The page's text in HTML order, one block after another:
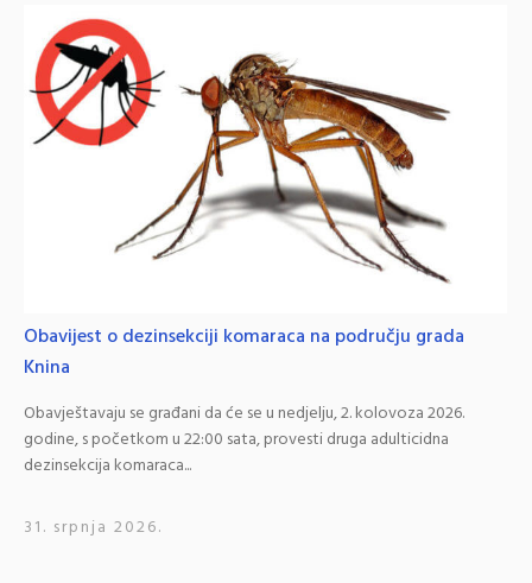
Obavijest o dezinsekciji komaraca na području grada
Knina
Obavještavaju se građani da će se u nedjelju, 2. kolovoza 2026.
godine, s početkom u 22:00 sata, provesti druga adulticidna
dezinsekcija komaraca...
31. srpnja 2026.